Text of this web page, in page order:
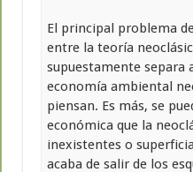
El principal problema
entre la teoría
supuestamente separa
economía ambiental
piensan. Es más, se
económica que la
inexistentes o
acaba de salir de los